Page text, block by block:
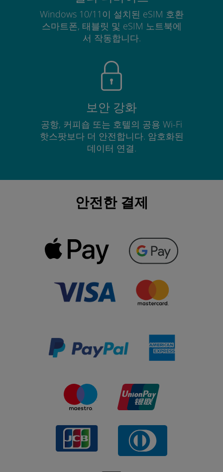
Windows 10/11이 설치된 eSIM 호환
스마트폰, 태블릿 및 eSIM 노트북에
서 작동합니다.
보안 강화
공항, 커피숍 또는 호텔의 공용 Wi-Fi
핫스팟보다 더 안전합니다. 암호화된
데이터 연결.
안전한 결제